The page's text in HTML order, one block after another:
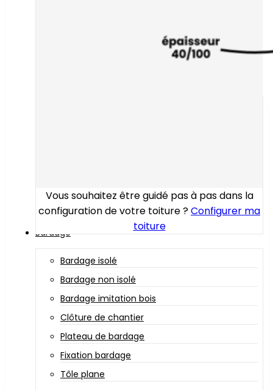
Vous souhaitez être guidé pas à pas dans la
configuration de votre toiture ?Configurer ma
toiture
Bardage
Bardage isolé
Bardage non isolé
Bardage imitation bois
Clôture de chantier
Plateau de bardage
Fixation bardage
Tôle plane